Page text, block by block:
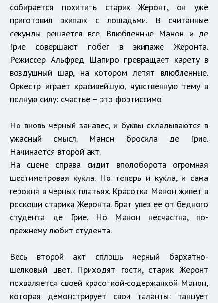
собирается похитить старик Жеронт, он уже
приготовил экипаж с лошадьми. В считанные
секунды решается все. Влюбленные Манон и де
Грие совершают побег в экипаже Жеронта.
Режиссер Альфред Шапиро превращает карету в
воздушный шар, на котором летят влюбленные.
Оркестр играет красивейшую, чувственную тему в
полную силу: счастье – это фортиссимо!
Но вновь черный занавес, и буквы складываются в
ужасный смысл. Манон бросила де Грие.
Начинается второй акт.
На сцене справа сидит вполоборота огромная
шестиметровая кукла. Но теперь и кукла, и сама
героиня в черных платьях. Красотка Манон живет в
роскоши старика Жеронта. Брат увез ее от бедного
студента де Грие. Но Манон несчастна, по-
прежнему любит студента.
Весь второй акт сплошь черный бархатно-
шелковый цвет. Приходят гости, старик Жеронт
похваляется своей красоткой-содержанкой Манон,
которая демонстрирует свои таланты: танцует